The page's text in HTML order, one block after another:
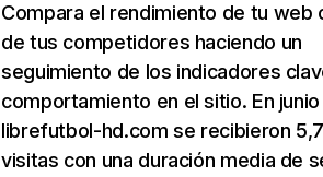
Compara el rendimiento de tu web
de tus competidores haciendo un
seguimiento de los indicadores
comportamiento en el sitio. En junio
librefutbol-hd.com se recibieron
visitas con una duración media de